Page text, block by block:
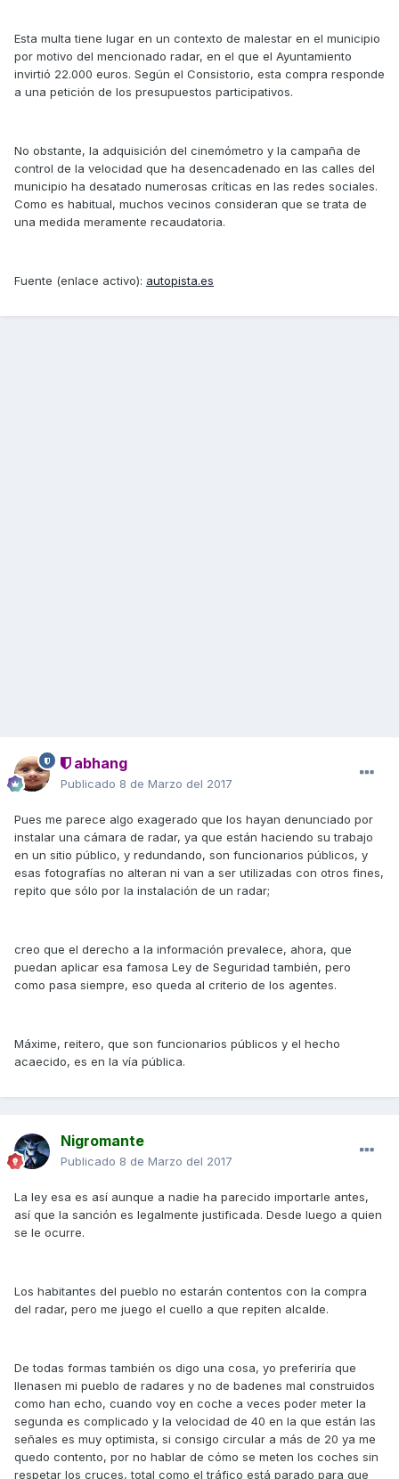
Esta multa tiene lugar en un contexto de malestar en el municipio
por motivo del mencionado radar, en el que el Ayuntamiento
invirtió 22.000 euros. Según el Consistorio, esta compra responde
a una petición de los presupuestos participativos.
No obstante, la adquisición del cinemómetro y la campaña de
control de la velocidad que ha desencadenado en las calles del
municipio ha desatado numerosas críticas en las redes sociales.
Como es habitual, muchos vecinos consideran que se trata de
una medida meramente recaudatoria.
Fuente (enlace activo): autopista.es
abhang
Publicado 8 de Marzo del 2017
Pues me parece algo exagerado que los hayan denunciado por
instalar una cámara de radar, ya que están haciendo su trabajo
en un sitio público, y redundando, son funcionarios públicos, y
esas fotografías no alteran ni van a ser utilizadas con otros fines,
repito que sólo por la instalación de un radar;
creo que el derecho a la información prevalece, ahora, que
puedan aplicar esa famosa Ley de Seguridad también, pero
como pasa siempre, eso queda al criterio de los agentes.
Máxime, reitero, que son funcionarios públicos y el hecho
acaecido, es en la vía pública.
Nigromante
Publicado 8 de Marzo del 2017
La ley esa es así aunque a nadie ha parecido importarle antes,
así que la sanción es legalmente justificada. Desde luego a quien
se le ocurre.
Los habitantes del pueblo no estarán contentos con la compra
del radar, pero me juego el cuello a que repiten alcalde.
De todas formas también os digo una cosa, yo preferiría que
llenasen mi pueblo de radares y no de badenes mal construidos
como han echo, cuando voy en coche a veces poder meter la
segunda es complicado y la velocidad de 40 en la que están las
señales es muy optimista, si consigo circular a más de 20 ya me
quedo contento, por no hablar de cómo se meten los coches sin
respetar los cruces, total como el tráfico está parado para que